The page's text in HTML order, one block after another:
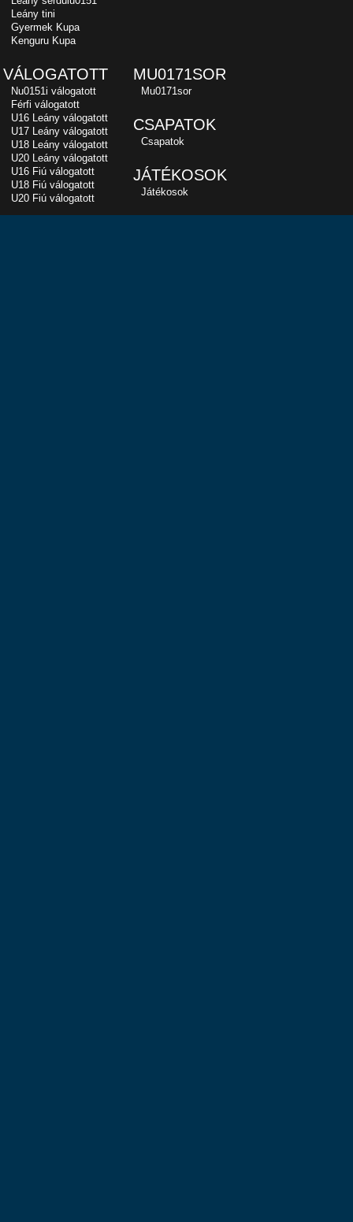
Leány tini
Gyermek Kupa
Kenguru Kupa
VÁLOGATOTT
Nu0151i válogatott
Férfi válogatott
U16 Leány válogatott
U17 Leány válogatott
U18 Leány válogatott
U20 Leány válogatott
U16 Fiú válogatott
U18 Fiú válogatott
U20 Fiú válogatott
MU0171SOR
Mu0171sor
CSAPATOK
Csapatok
JÁTÉKOSOK
Játékosok